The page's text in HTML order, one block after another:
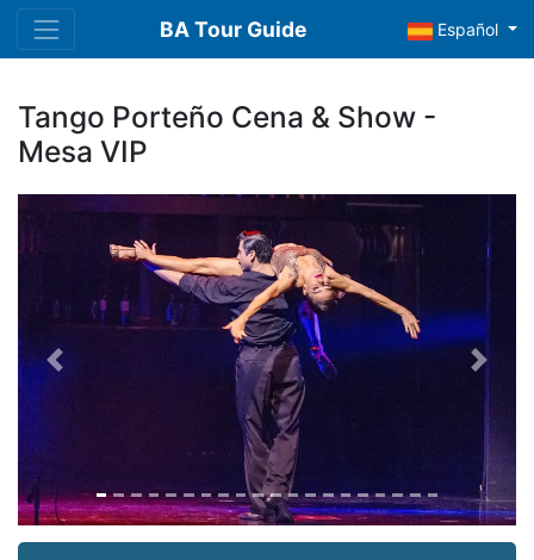
BA Tour Guide Español
Tango Porteño Cena & Show -
Mesa VIP
Previous Next